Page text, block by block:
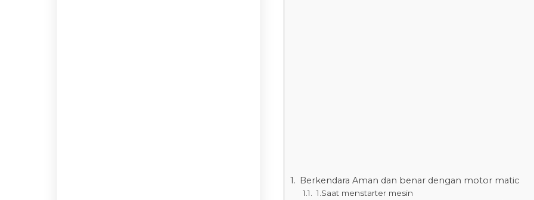
Berkendara Aman dan benar dengan motor matic
1.Saat menstarter mesin